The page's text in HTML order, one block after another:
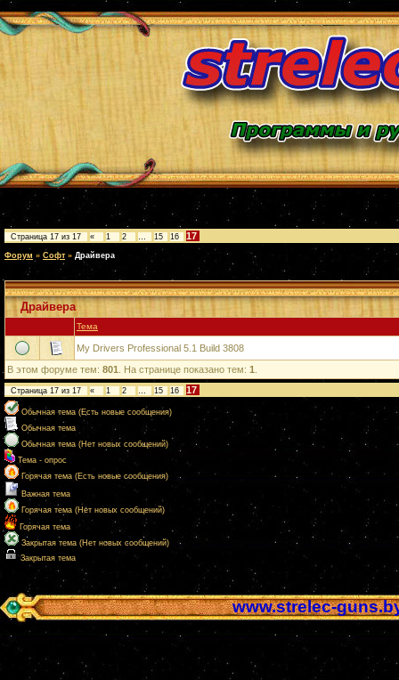
Страница 17 из 17 « 1 2 … 15 16 17
Форум » Софт » Драйвера
Драйвера
Тема
My Drivers Professional 5.1 Build 3808
В этом форуме тем: 801 . На странице показано тем: 1
Страница 17 из 17 « 1 2 … 15 16 17
Обычная тема (Есть новые сообщения)
Обычная тема
Обычная тема (Нет новых сообщений)
Тема - опрос
Горячая тема (Есть новые сообщения)
Важная тема
Горячая тема (Нет новых сообщений)
Горячая тема
Закрытая тема (Нет новых сообщений)
Закрытая тема
www.strelec-